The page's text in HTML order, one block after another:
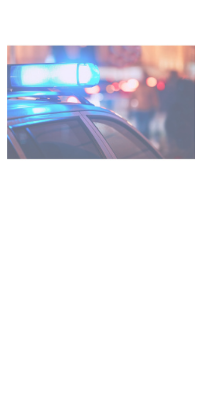
03-08-2026
Actualización sobre la agenda de
vacunación contra el
meningococo
03-08-2026
NOTICIAS